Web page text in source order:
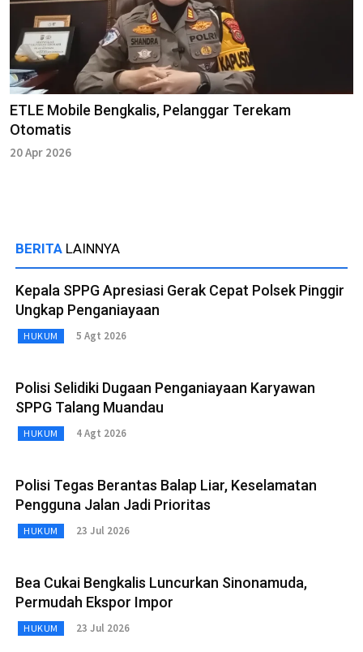
ETLE Mobile Bengkalis, Pelanggar Terekam
Otomatis
20 Apr 2026
BERITA LAINNYA
Kepala SPPG Apresiasi Gerak Cepat Polsek Pinggir
Ungkap Penganiayaan
HUKUM 5 Agt 2026
Polisi Selidiki Dugaan Penganiayaan Karyawan
SPPG Talang Muandau
HUKUM 4 Agt 2026
Polisi Tegas Berantas Balap Liar, Keselamatan
Pengguna Jalan Jadi Prioritas
HUKUM 23 Jul 2026
Bea Cukai Bengkalis Luncurkan Sinonamuda,
Permudah Ekspor Impor
HUKUM 23 Jul 2026